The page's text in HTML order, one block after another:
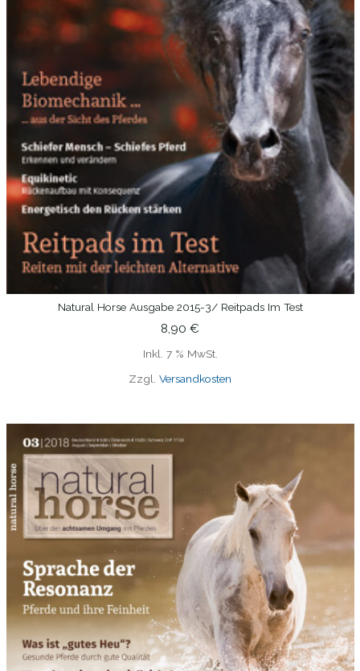
IN DEN WARENKORB
Natural Horse Ausgabe 2015-3/ Reitpads Im Test
8,90 €
Inkl. 7 % MwSt.
Zzgl. Versandkosten